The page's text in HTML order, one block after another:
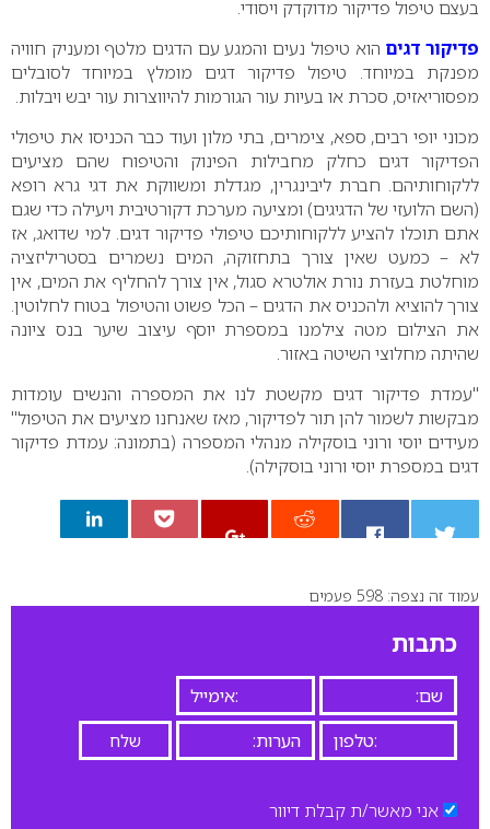
בעצם טיפול פדיקור מדוקדק ויסודי.
פדיקור דגים הוא טיפול נעים והמגע עם הדגים מלטף ומעניק חוויה
מפנקת במיוחד. טיפול פדיקור דגים מומלץ במיוחד לסובלים
מפסוריאזיס, סכרת או בעיות עור הגורמות להיווצרות עור יבש ויבלות.
מכוני יופי רבים, ספא, צימרים, בתי מלון ועוד כבר הכניסו את טיפולי
הפדיקור דגים כחלק מחבילות הפינוק והטיפוח שהם מציעים
ללקוחותיהם. חברת ליבינגרין, מגדלת ומשווקת את דגי גרא רופא
(השם הלועזי של הדגיגים) ומציעה מערכת דקורטיבית ויעילה כדי שגם
אתם תוכלו להציע ללקוחותיכם טיפולי פדיקור דגים. למי שדואג, אז
לא – כמעט שאין צורך בתחזוקה, המים נשמרים בסטריליזציה
מוחלטת בעזרת נורת אולטרא סגול, אין צורך להחליף את המים, אין
צורך להוציא ולהכניס את הדגים – הכל פשוט והטיפול בטוח לחלוטין.
את הצילום מטה צילמנו במספרת יוסף עיצוב שיער בנס ציונה
שהיתה מחלוצי השיטה באזור.
"עמדת פדיקור דגים מקשטת לנו את המספרה והנשים עומדות
מבקשות לשמור להן תור לפדיקור, מאז שאנחנו מציעים את הטיפול"
מעידים יוסי ורוני בוסקילה מנהלי המספרה (בתמונה: עמדת פדיקור
דגים במספרת יוסי ורוני בוסקילה).
0
עמוד זה נצפה: 598 פעמים
כתבות
אני מאשר/ת קבלת דיוור